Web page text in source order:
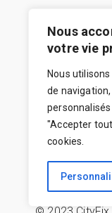
Nous
votre vie
Nous
de
"Accepter
cookies.